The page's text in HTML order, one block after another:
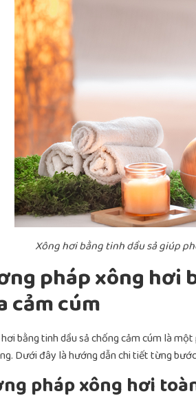
Xông hơi bằng tinh dầu sả giúp
pháp xông hơi
cảm cúm
bằng tinh dầu sả chống cảm cúm là
Dưới đây là hướng dẫn chi tiết từng
pháp xông hơi